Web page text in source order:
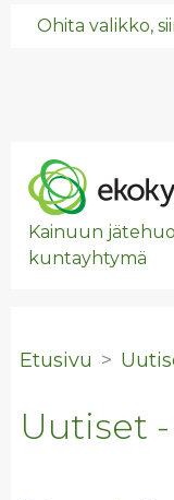
Ohita valikko,
Kainuun
kuntayhtymä
Etusivu
Uutiset -